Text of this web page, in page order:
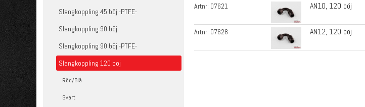
Slangkoppling 45 böj -PTFE-
Slangkoppling 90 böj
Slangkoppling 90 böj -PTFE-
Slangkoppling 120 böj
Röd/Blå
Svart
Artnr: 07621 AN10, 120 böj
Artnr: 07628 AN12, 120 böj